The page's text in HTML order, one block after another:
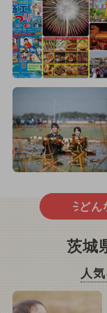
どん
茨城
人